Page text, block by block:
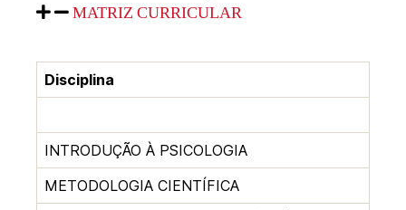
MATRIZ CURRICULAR
Disciplina
INTRODUÇÃO À PSICOLOGIA
METODOLOGIA CIENTÍFICA